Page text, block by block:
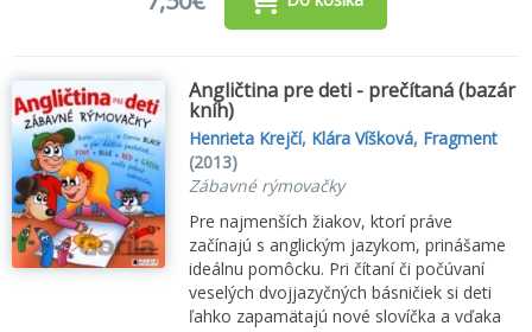
Angličtina pre deti - prečítaná (bazár
kníh)
Henrieta Krejčí, Klára Víšková, Fragment
(2013)
Zábavné rýmovačky
Pre najmenších žiakov, ktorí práve
začínajú s anglickým jazykom, prinášame
ideálnu pomôcku. Pri čítaní či počúvaní
veselých dvojjazyčných básničiek si deti
ľahko zapamätajú nové slovíčka a vďaka